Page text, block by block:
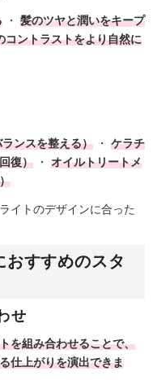
・ 髪のツヤと潤いをキープ
コントラストをより自然に
ンスを整える） ・ ケラチ
復） ・ オイルトリートメ
イトのデザインに合った
おすすめのスタ
せ
を組み合わせることで、
仕上がりを演出できま